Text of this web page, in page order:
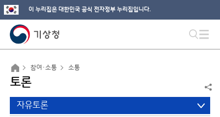
이 누리집은 대한민국 공식 전자정부 누리집입니다.
참여·소통 소통
토론
자유토론